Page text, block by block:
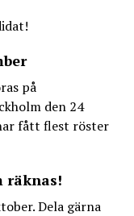
på
den 24
fått flest röster
räknas!
Dela gärna